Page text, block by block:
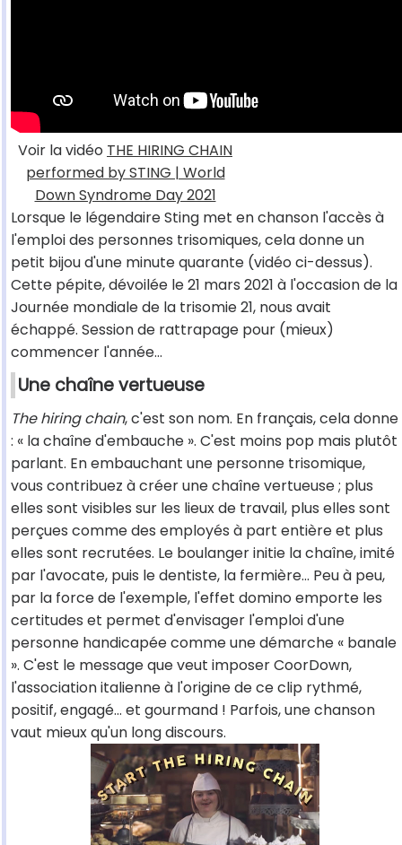
Voir la vidéo THE HIRING CHAIN
performed by STING | World
Down Syndrome Day 2021
Lorsque le légendaire Sting met en chanson l'accès à
l'emploi des personnes trisomiques, cela donne un
petit bijou d'une minute quarante (vidéo ci-dessus).
Cette pépite, dévoilée le 21 mars 2021 à l'occasion de la
Journée mondiale de la trisomie 21, nous avait
échappé. Session de rattrapage pour (mieux)
commencer l'année...
Une chaîne vertueuse
The hiring chain, c'est son nom. En français, cela donne
: « la chaîne d'embauche ». C'est moins pop mais plutôt
parlant. En embauchant une personne trisomique,
vous contribuez à créer une chaîne vertueuse ; plus
elles sont visibles sur les lieux de travail, plus elles sont
perçues comme des employés à part entière et plus
elles sont recrutées. Le boulanger initie la chaîne, imité
par l'avocate, puis le dentiste, la fermière... Peu à peu,
par la force de l'exemple, l'effet domino emporte les
certitudes et permet d'envisager l'emploi d'une
personne handicapée comme une démarche « banale
». C'est le message que veut imposer CoorDown,
l'association italienne à l'origine de ce clip rythmé,
positif, engagé... et gourmand ! Parfois, une chanson
vaut mieux qu'un long discours.